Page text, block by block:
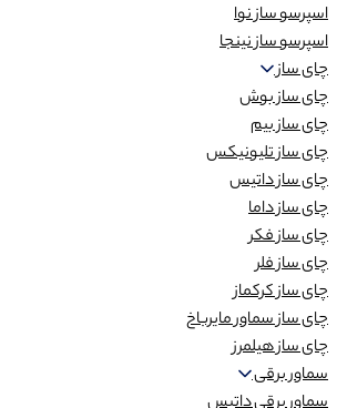
اسپرسو ساز نوا
اسپرسو ساز نینجا
چای ساز
چای ساز بوش
چای ساز بیم
چای ساز تلیونیکس
چای ساز داتیس
چای ساز داما
چای ساز فکر
چای ساز فلر
چای ساز کرکماز
چای ساز سماور مایرباخ
چای ساز هیلمرز
سماور برقی